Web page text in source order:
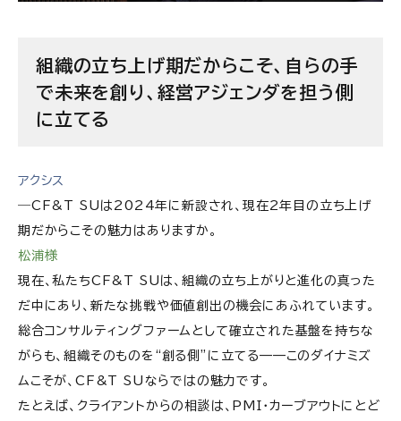
組織の立ち上げ期だからこそ、自らの手
で未来を創り、経営アジェンダを担う側
に立てる
アクシス
―CF&T SUは2024年に新設され、現在2年目の立ち上げ
期だからこその魅力はありますか。
松浦様
現在、私たちCF&T SUは、組織の立ち上がりと進化の真った
だ中にあり、新たな挑戦や価値創出の機会にあふれています。
総合コンサルティングファームとして確立された基盤を持ちな
がらも、組織そのものを“創る側”に立てる——このダイナミズ
ムこそが、CF&T SUならではの魅力です。
たとえば、クライアントからの相談は、PMI・カーブアウトにとど